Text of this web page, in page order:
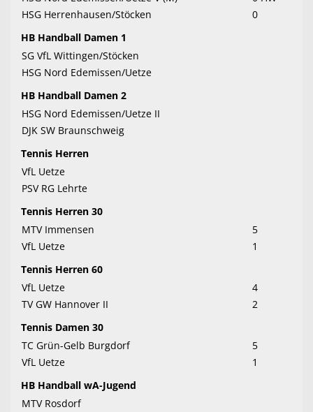
HSG Herrenhausen/Stöcken
0
HB Handball Damen 1
SG VfL Wittingen/Stöcken
HSG Nord Edemissen/Uetze
HB Handball Damen 2
HSG Nord Edemissen/Uetze II
DJK SW Braunschweig
Tennis Herren
VfL Uetze
PSV RG Lehrte
Tennis Herren 30
MTV Immensen
5
VfL Uetze
1
Tennis Herren 60
VfL Uetze
4
TV GW Hannover II
2
Tennis Damen 30
TC Grün-Gelb Burgdorf
5
VfL Uetze
1
HB Handball wA-Jugend
MTV Rosdorf